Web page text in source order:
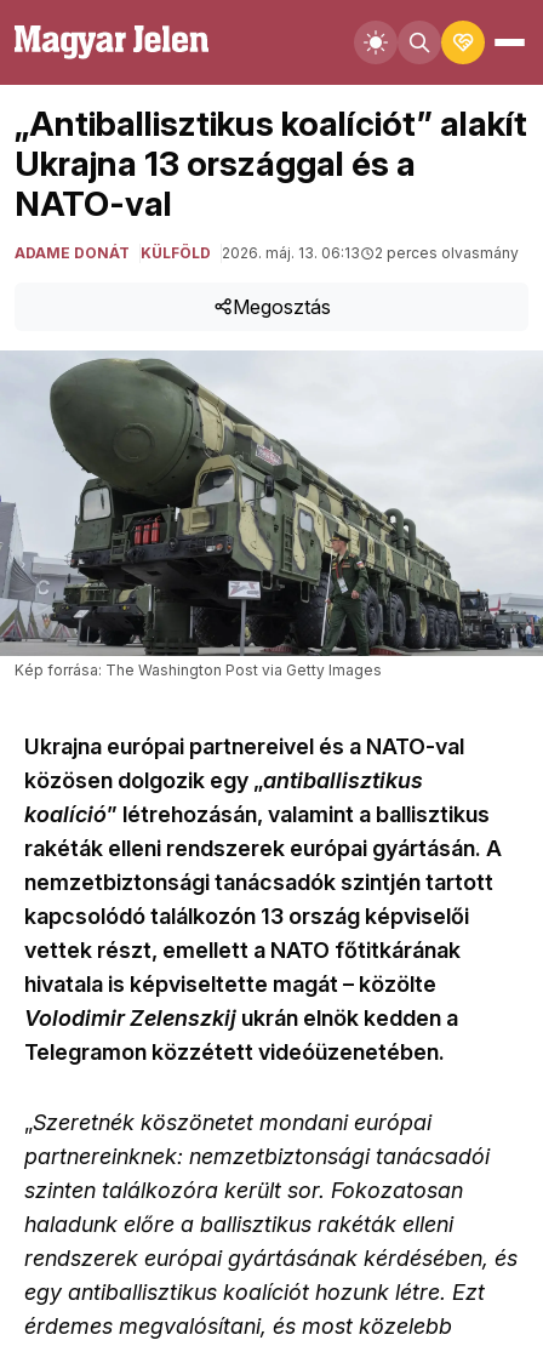
„Antiballisztikus koalíciót” alakít
Ukrajna 13 országgal és a
NATO-val
ADAME DONÁT KÜLFÖLD 2026. máj. 13. 06:13 2 perces olvasmány
Megosztás
Kép forrása: The Washington Post via Getty Images
Ukrajna európai partnereivel és a NATO-val
közösen dolgozik egy „antiballisztikus
koalíció” létrehozásán, valamint a ballisztikus
rakéták elleni rendszerek európai gyártásán. A
nemzetbiztonsági tanácsadók szintjén tartott
kapcsolódó találkozón 13 ország képviselői
vettek részt, emellett a NATO főtitkárának
hivatala is képviseltette magát – közölte
Volodimir Zelenszkij ukrán elnök kedden a
Telegramon közzétett videóüzenetében.
„Szeretnék köszönetet mondani európai
partnereinknek: nemzetbiztonsági tanácsadói
szinten találkozóra került sor. Fokozatosan
haladunk előre a ballisztikus rakéták elleni
rendszerek európai gyártásának kérdésében, és
egy antiballisztikus koalíciót hozunk létre. Ezt
érdemes megvalósítani, és most közelebb